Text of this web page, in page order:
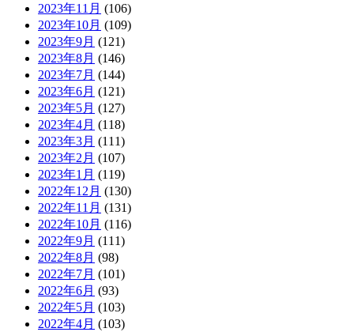
2023年11月 (106)
2023年10月 (109)
2023年9月 (121)
2023年8月 (146)
2023年7月 (144)
2023年6月 (121)
2023年5月 (127)
2023年4月 (118)
2023年3月 (111)
2023年2月 (107)
2023年1月 (119)
2022年12月 (130)
2022年11月 (131)
2022年10月 (116)
2022年9月 (111)
2022年8月 (98)
2022年7月 (101)
2022年6月 (93)
2022年5月 (103)
2022年4月 (103)